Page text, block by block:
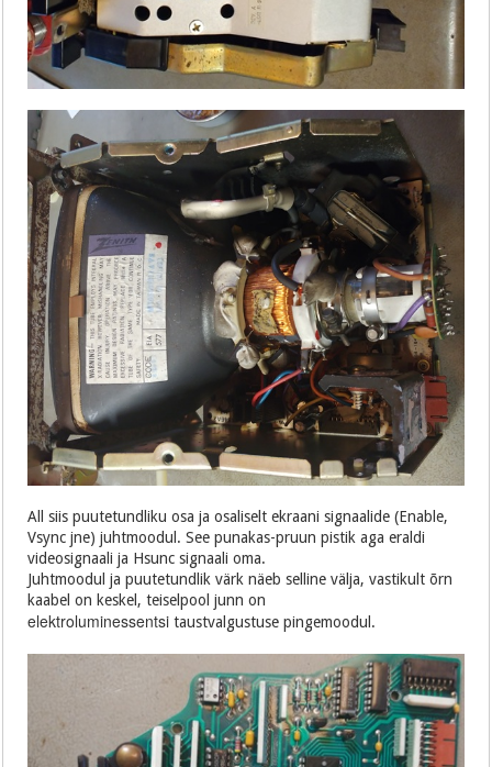
All siis puutetundliku osa ja osaliselt ekraani signaalide (Enable,
Vsync jne) juhtmoodul. See punakas-pruun pistik aga eraldi
videosignaali ja Hsunc signaali oma.
Juhtmoodul ja puutetundlik värk näeb selline välja, vastikult õrn
kaabel on keskel, teiselpool junn on
elektroluminessentsi taustvalgustuse pingemoodul.